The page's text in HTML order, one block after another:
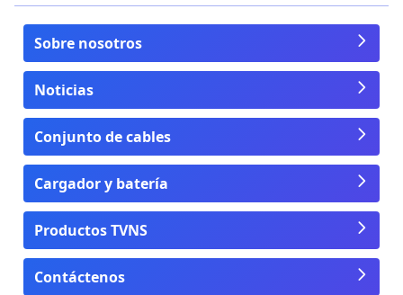
Sobre nosotros
Noticias
Conjunto de cables
Cargador y batería
Productos TVNS
Contáctenos